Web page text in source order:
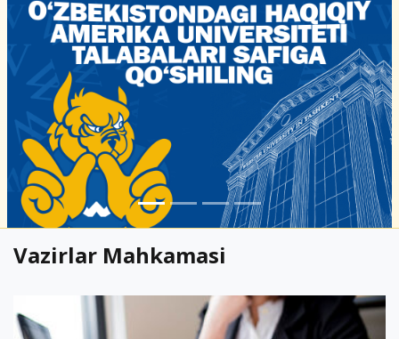
Vazirlar Mahkamasi